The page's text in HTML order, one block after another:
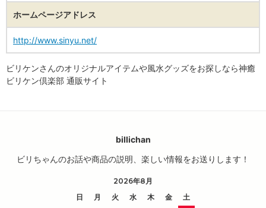
ホームページアドレス
http://www.sinyu.net/
ビリケンさんのオリジナルアイテムや風水グッズをお探しなら神癒
ビリケン倶楽部 通販サイト
billichan
ビリちゃんのお話や商品の説明、楽しい情報をお送りします！
2026年8月
日
月 火 水 木 金
土